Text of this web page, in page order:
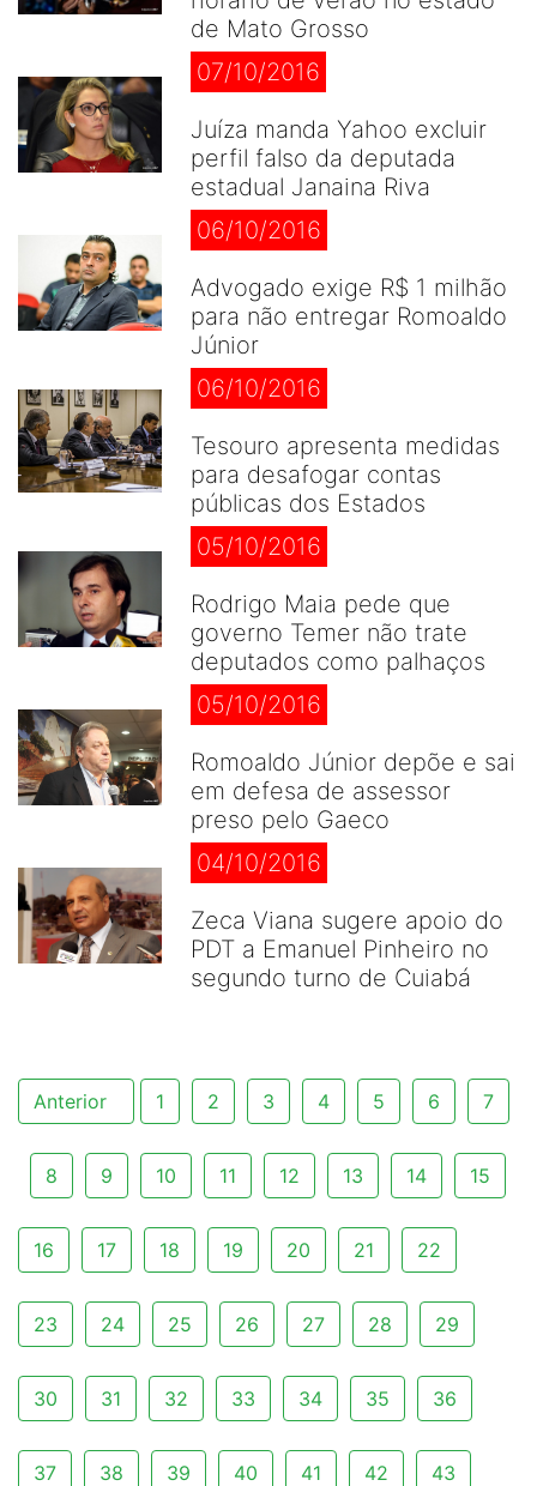
de Mato Grosso
07/10/2016
Juíza manda Yahoo excluir
perfil falso da deputada
estadual Janaina Riva
06/10/2016
Advogado exige R$ 1 milhão
para não entregar Romoaldo
Júnior
06/10/2016
Tesouro apresenta medidas
para desafogar contas
públicas dos Estados
05/10/2016
Rodrigo Maia pede que
governo Temer não trate
deputados como palhaços
05/10/2016
Romoaldo Júnior depõe e sai
em defesa de assessor
preso pelo Gaeco
04/10/2016
Zeca Viana sugere apoio do
PDT a Emanuel Pinheiro no
segundo turno de Cuiabá
Anterior 1 2 3 4 5 6 7
8 9 10 11 12 13 14 15
16 17 18 19 20 21 22
23 24 25 26 27 28 29
30 31 32 33 34 35 36
37 38 39 40 41 42 43